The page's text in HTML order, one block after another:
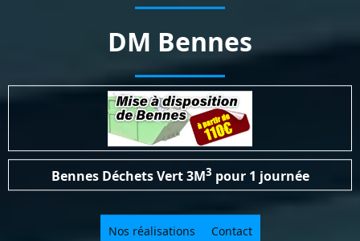
DM Bennes
Bennes Déchets Vert3M3 pour 1 journée
Nos réalisations Contact